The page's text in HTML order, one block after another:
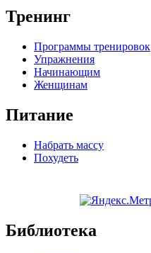
Тренинг
Программы тренировок
Упражнения
Начинающим
Женщинам
Питание
Набрать массу
Похудеть
Библиотека